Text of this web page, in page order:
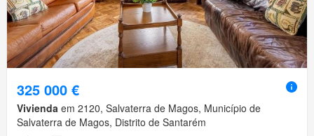
325 000 €
Vivienda em 2120, Salvaterra de Magos, Município de
Salvaterra de Magos, Distrito de Santarém